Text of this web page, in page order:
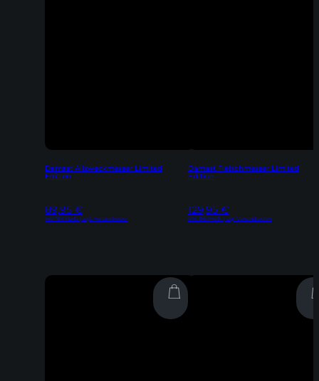
Damast Allzweckmesser Limited
Edition
89,95 €
Inkl. 19% MwSt | zzgl. Versandkosten
Damast Fleischmesser Limited
Edition
129,95 €
Inkl. 19% MwSt | zzgl. Versandkosten